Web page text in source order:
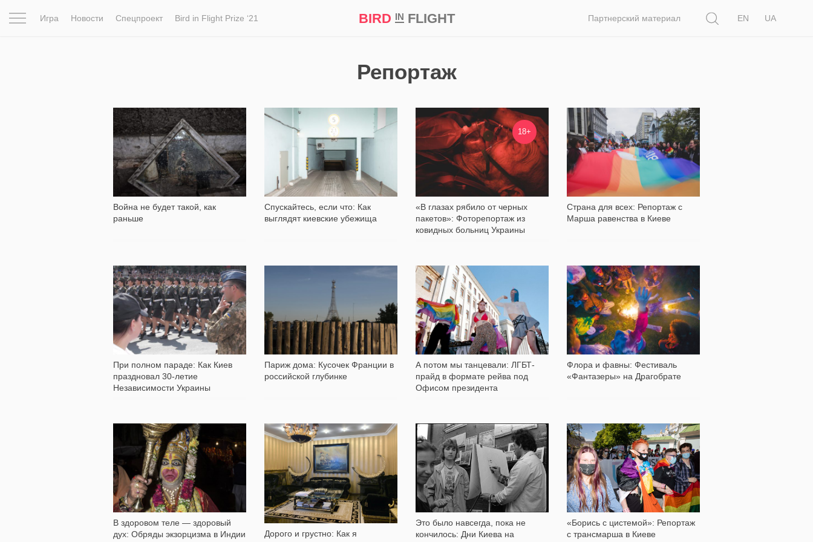
Игра Новости Спецпроект Bird in Flight Prize ‘21 BIRD INFLIGHT Партнерский материал
EN
UA
Репортаж
Война не будет такой, как
раньше
6 313
Спускайтесь, если что: Как
выглядят киевские убежища
18+
«В глазах рябило от черных
пакетов»: Фоторепортаж из
ковидных больниц Украины
24 056
Страна для всех: Репортаж с
Марша равенства в Киеве
10 437
При полном параде: Как Киев
праздновал 30-летие
Независимости Украины
8 382
Париж дома: Кусочек Франции в
российской глубинке
А потом мы танцевали: ЛГБТ-
прайд в формате рейва под
Офисом президента
9 966
Флора и фавны: Фестиваль
«Фантазеры» на Драгобрате
1 921
В здоровом теле — здоровый
дух: Обряды экзорцизма в Индии
15 494
Дорого и грустно: Как я
199 641
Это было навсегда, пока не
кончилось: Дни Киева на
15 576
«Борись с цистемой»: Репортаж
с трансмарша в Киеве
8 619